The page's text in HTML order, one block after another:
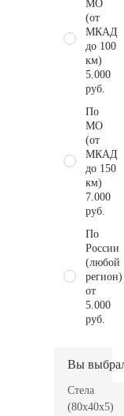
МО
(от
МКАД
до 100
км)
5.000
руб.
По
МО
(от
МКАД
до 150
км)
7.000
руб.
По
России
(любой
регион)
от
5.000
руб.
Вы
Стела
(80x40x5)